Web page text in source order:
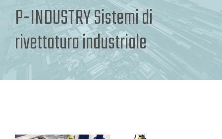
P-INDUSTRY Sistemi di
rivettatura industriale